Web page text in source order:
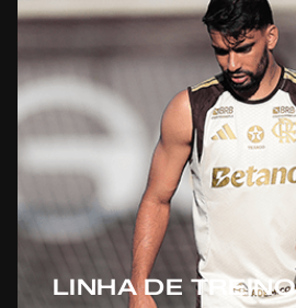
LINHA DE TREINO